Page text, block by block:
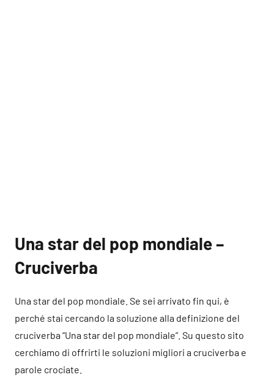
Una star del pop mondiale –
Cruciverba
Una star del pop mondiale. Se sei arrivato fin qui, è
perché stai cercando la soluzione alla definizione del
cruciverba “Una star del pop mondiale”. Su questo sito
cerchiamo di offrirti le soluzioni migliori a cruciverba e
parole crociate.